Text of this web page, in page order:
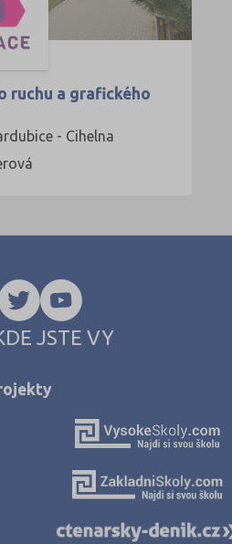
ruchu a grafického
- Cihelna
JSTE VY